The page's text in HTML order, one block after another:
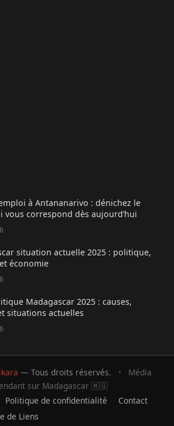
à Antananarivo : dénichez le
vous correspond dès aujourd’hui
situation actuelle 2025 : politique,
économie
Madagascar 2025 : causes,
situations actuelles
— Tous droits réservés. •
Média
sur Madagascar 🇲🇬
Politique de confidentialité
Contact
de Liens